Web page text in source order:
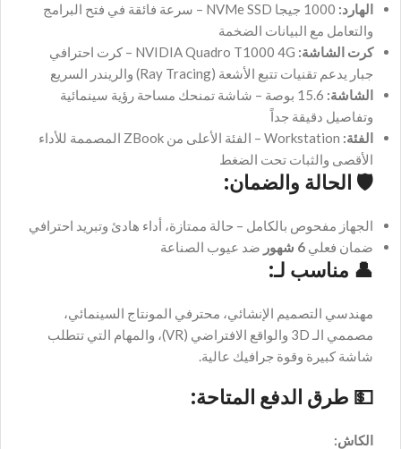
الهارد:
1000 جيجا NVMe SSD – سرعة فائقة في فتح البرامج
والتعامل مع البيانات الضخمة
كرت الشاشة:
NVIDIA Quadro T1000 4G – كرت احترافي
جبار يدعم تقنيات تتبع الأشعة (Ray Tracing) والريندر السريع
الشاشة:
15.6 بوصة – شاشة تمنحك مساحة رؤية سينمائية
وتفاصيل دقيقة جداً
الفئة:
Workstation – الفئة الأعلى من ZBook المصممة للأداء
الأقصى والثبات تحت الضغط
🛡️ الحالة والضمان:
الجهاز مفحوص بالكامل – حالة ممتازة، أداء هادئ وتبريد احترافي
ضمان فعلي 6 شهور ضد عيوب الصناعة
👤 مناسب لـ:
مهندسي التصميم الإنشائي، محترفي المونتاج السينمائي،
مصممي الـ 3D والواقع الافتراضي (VR)، والمهام التي تتطلب
شاشة كبيرة وقوة جرافيك عالية.
💵 طرق الدفع المتاحة:
الكاش: